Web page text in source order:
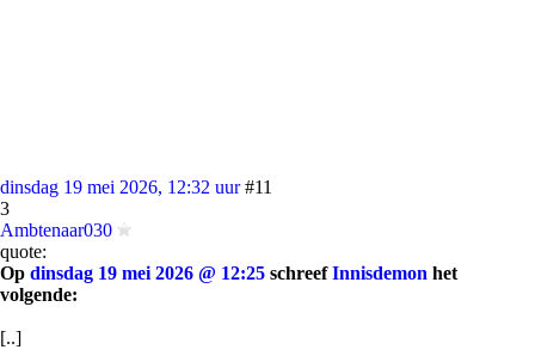
dinsdag 19 mei 2026, 12:32 uur #11
3
Ambtenaar030
quote:
Op dinsdag 19 mei 2026 @ 12:25 schreefInnisdemon het
volgende:
[..]